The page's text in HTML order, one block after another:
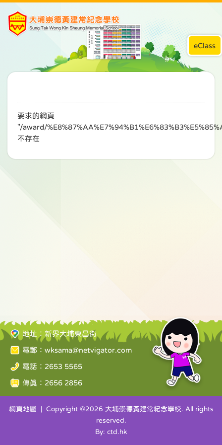
eClass
要求的網頁
"/award/
不存在
地址：新界大埔東昌街
電郵： wksama@netvigator.com
電話：2653 5565
傳真：2656 2856
網頁地圖 | Copyright ©2026 大埔崇德黃建常紀念學校. All rights
reserved.
By: ctd.hk